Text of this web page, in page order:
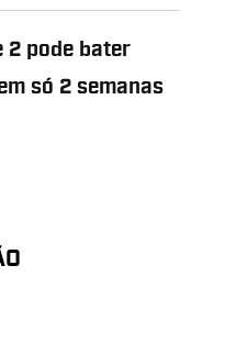
2 pode bater
só 2 semanas